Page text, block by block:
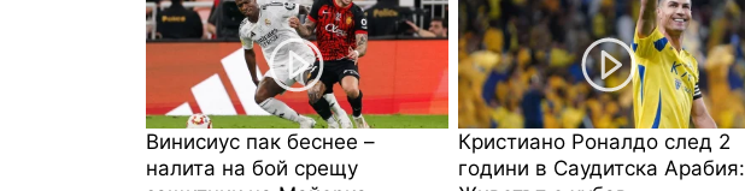
Винисиус пак беснее –
налита на бой срещу
Кристиано Роналдо след 2
години в Саудитска Арабия: